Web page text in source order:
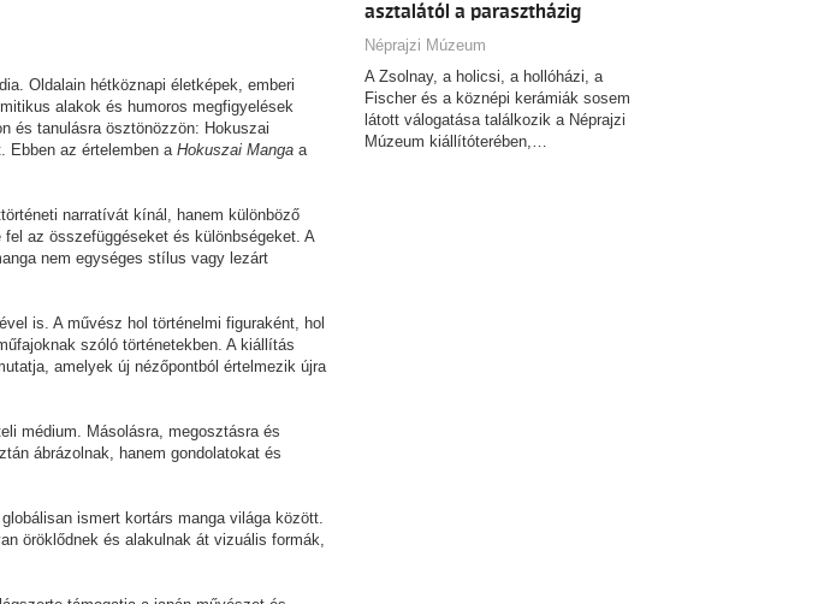
Oldalain hétköznapi életképek, emberi
alakok és humoros megfigyelések
és tanulásra ösztönözzön: Hokuszai
Ebben az értelemben a Hokuszai Manga a
narratívát kínál, hanem különböző
az összefüggéseket és különbségeket. A
nem egységes stílus vagy lezárt
is. A művész hol történelmi figuraként, hol
szóló történetekben. A kiállítás
amelyek új nézőpontból értelmezik újra
médium. Másolásra, megosztásra és
ábrázolnak, hanem gondolatokat és
ismert kortárs manga világa között.
öröklődnek és alakulnak át vizuális formák,
asztalától a parasztházig
Néprajzi Múzeum
A Zsolnay, a holicsi, a hollóházi, a
Fischer és a köznépi kerámiák sosem
látott válogatása találkozik a Néprajzi
Múzeum kiállítóterében,…